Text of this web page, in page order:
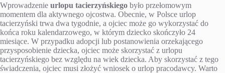
Wprowadzenie urlopu tacierzyńskiego było przełomowym
momentem dla aktywnego ojcostwa. Obecnie, w Polsce urlop
tacierzyński trwa dwa tygodnie, a ojciec może go wykorzystać do
końca roku kalendarzowego, w którym dziecko skończyło 24
miesiące. W przypadku adopcji lub postanowienia orzekającego
przysposobienie dziecka, ojciec może skorzystać z urlopu
tacierzyńskiego bez względu na wiek dziecka. Aby skorzystać z tego
świadczenia, ojciec musi złożyć wniosek o urlop pracodawcy. Warto